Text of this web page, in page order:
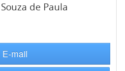
de Paula
E-mail